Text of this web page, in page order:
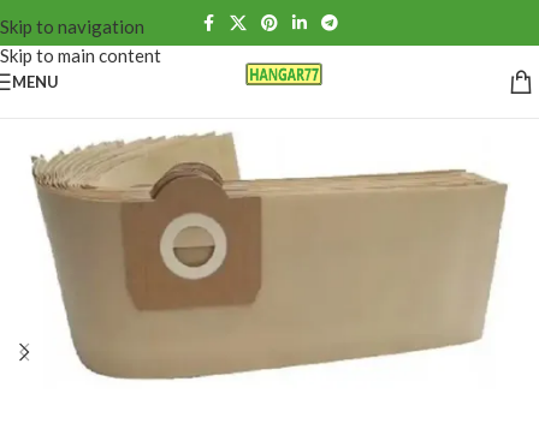
Skip to navigation
Skip to main content
MENU